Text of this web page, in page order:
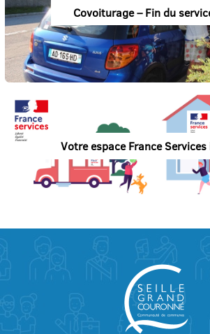
Covoiturage – Fin du
Votre espace France